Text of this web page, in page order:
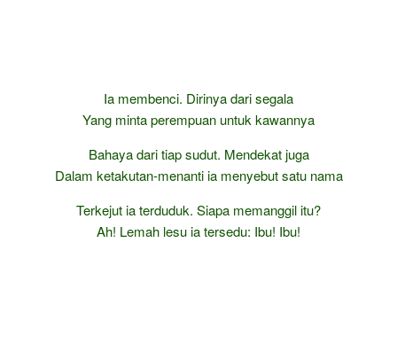
Ia membenci. Dirinya dari segala
Yang minta perempuan untuk kawannya
Bahaya dari tiap sudut. Mendekat juga
Dalam ketakutan-menanti ia menyebut satu nama
Terkejut ia terduduk. Siapa memanggil itu?
Ah! Lemah lesu ia tersedu: Ibu! Ibu!